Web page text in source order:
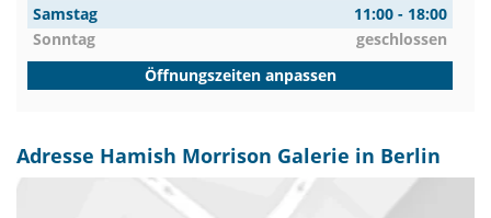
Samstag
11:00 - 18:00
Sonntag
geschlossen
Öffnungszeiten anpassen
Adresse Hamish Morrison Galerie in Berlin